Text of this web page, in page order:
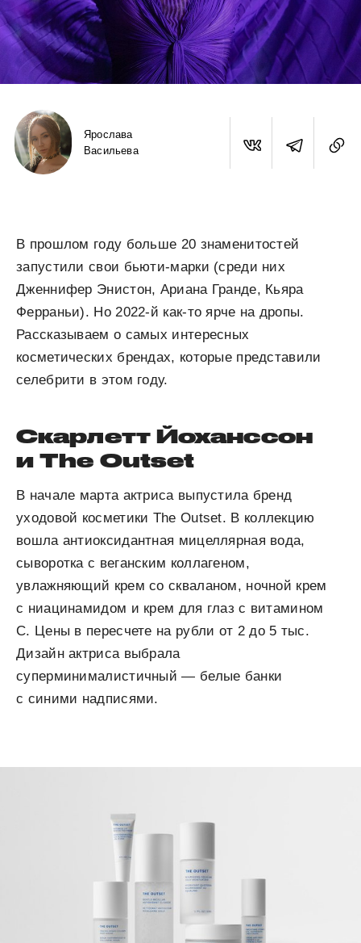
Ярослава
Васильева
В прошлом году больше 20 знаменитостей
запустили свои бьюти-марки (среди них
Дженнифер Энистон, Ариана Гранде, Кьяра
Ферраньи). Но 2022-й как-то ярче на дропы.
Рассказываем о самых интересных
косметических брендах, которые представили
селебрити в этом году.
Скарлетт Йоханссон
и The Outset
В начале марта актриса выпустила бренд
уходовой косметики The Outset. В коллекцию
вошла антиоксидантная мицеллярная вода,
сыворотка с веганским коллагеном,
увлажняющий крем со скваланом, ночной крем
с ниацинамидом и крем для глаз с витамином
С. Цены в пересчете на рубли от 2 до 5 тыс.
Дизайн актриса выбрала
суперминималистичный — белые банки
с синими надписями.